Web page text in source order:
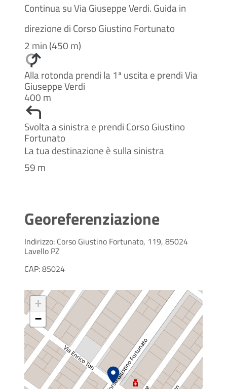
Continua su Via Giuseppe Verdi. Guida in
direzione di Corso Giustino Fortunato
2 min (450 m)
Alla rotonda prendi la 1ª uscita e prendi Via
Giuseppe Verdi
400 m
Svolta a sinistra e prendi Corso Giustino
Fortunato
La tua destinazione è sulla sinistra
59 m
Georeferenziazione
Indirizzo: Corso Giustino Fortunato, 119, 85024
Lavello PZ
CAP: 85024
+
−